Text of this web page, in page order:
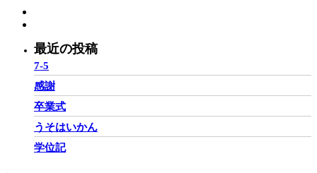
最近の投稿
7-5
感謝
卒業式
うそはいかん
学位記